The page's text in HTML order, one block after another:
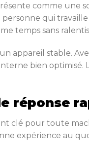
comme une
qui travaille
temps sans
appareil stable.
bien
réponse
clé pour toute
expérience au